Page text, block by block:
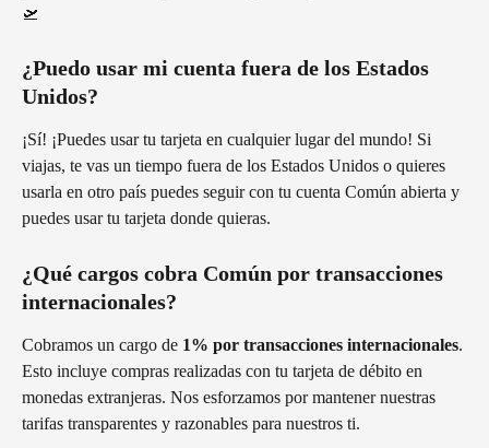
🛫
¿Puedo usar mi cuenta fuera de los Estados
Unidos?
¡Sí! ¡Puedes usar tu tarjeta en cualquier lugar del mundo! Si
viajas, te vas un tiempo fuera de los Estados Unidos o quieres
usarla en otro país puedes seguir con tu cuenta Común abierta y
puedes usar tu tarjeta donde quieras.
¿Qué cargos cobra Común por transacciones
internacionales?
Cobramos un cargo de 1% por transacciones internacionales.
Esto incluye compras realizadas con tu tarjeta de débito en
monedas extranjeras. Nos esforzamos por mantener nuestras
tarifas transparentes y razonables para nuestros ti.